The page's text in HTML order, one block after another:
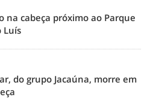
na cabeça próximo ao Parque
Luís
do grupo Jacaúna, morre em